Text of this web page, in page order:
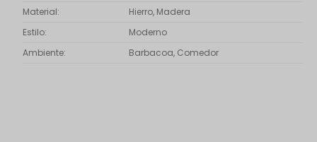
Material
Hierro, Madera
Estilo
Moderno
Ambiente
Barbacoa, Comedor